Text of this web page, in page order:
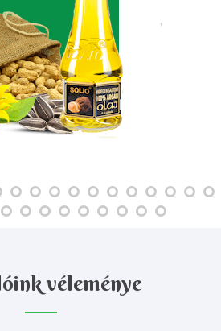
véleménye